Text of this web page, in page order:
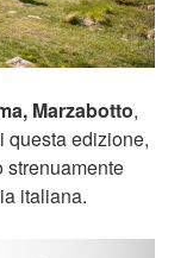
Marzabotto,
questa edizione,
italiana.